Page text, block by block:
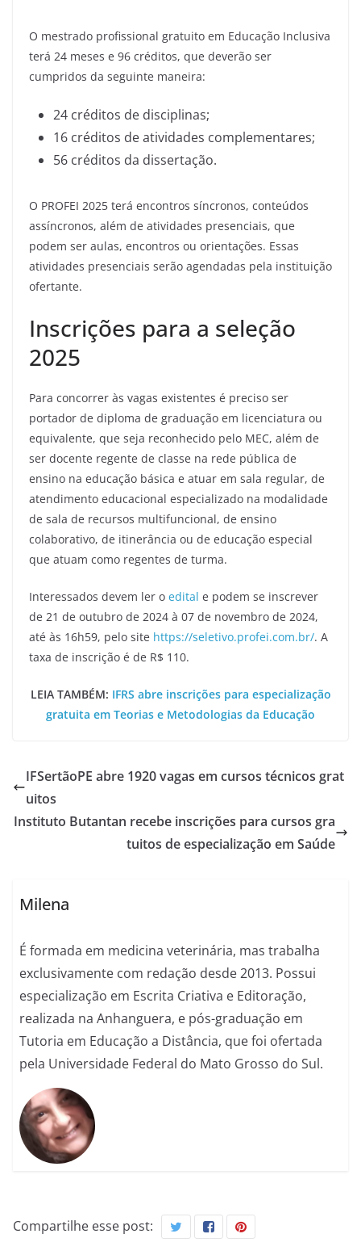
O mestrado profissional gratuito em Educação Inclusiva
terá 24 meses e 96 créditos, que deverão ser
cumpridos da seguinte maneira:
24 créditos de disciplinas;
16 créditos de atividades complementares;
56 créditos da dissertação.
O PROFEI 2025 terá encontros síncronos, conteúdos
assíncronos, além de atividades presenciais, que
podem ser aulas, encontros ou orientações. Essas
atividades presenciais serão agendadas pela instituição
ofertante.
Inscrições para a seleção
2025
Para concorrer às vagas existentes é preciso ser
portador de diploma de graduação em licenciatura ou
equivalente, que seja reconhecido pelo MEC, além de
ser docente regente de classe na rede pública de
ensino na educação básica e atuar em sala regular, de
atendimento educacional especializado na modalidade
de sala de recursos multifuncional, de ensino
colaborativo, de itinerância ou de educação especial
que atuam como regentes de turma.
Interessados devem ler o edital e podem se inscrever
de 21 de outubro de 2024 à 07 de novembro de 2024,
até às 16h59, pelo site https://seletivo.profei.com.br/. A
taxa de inscrição é de R$ 110.
LEIA TAMBÉM: IFRS abre inscrições para especialização
gratuita em Teorias e Metodologias da Educação
IFSertãoPE abre 1920 vagas em cursos técnicos grat
uitos
Instituto Butantan recebe inscrições para cursos gra
tuitos de especialização em Saúde
Milena
É formada em medicina veterinária, mas trabalha
exclusivamente com redação desde 2013. Possui
especialização em Escrita Criativa e Editoração,
realizada na Anhanguera, e pós-graduação em
Tutoria em Educação a Distância, que foi ofertada
pela Universidade Federal do Mato Grosso do Sul.
Compartilhe esse post: